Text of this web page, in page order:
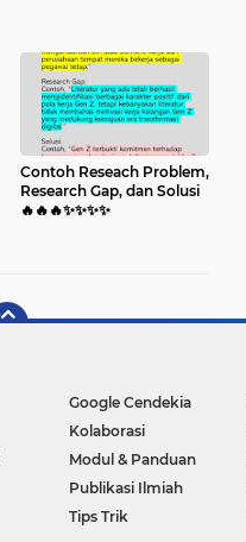
Contoh Reseach Problem,
Research Gap, dan Solusi
🔥🔥🔥✨️✨️✨️✨️
Google Cendekia
Kolaborasi
Modul & Panduan
Publikasi Ilmiah
Tips Trik